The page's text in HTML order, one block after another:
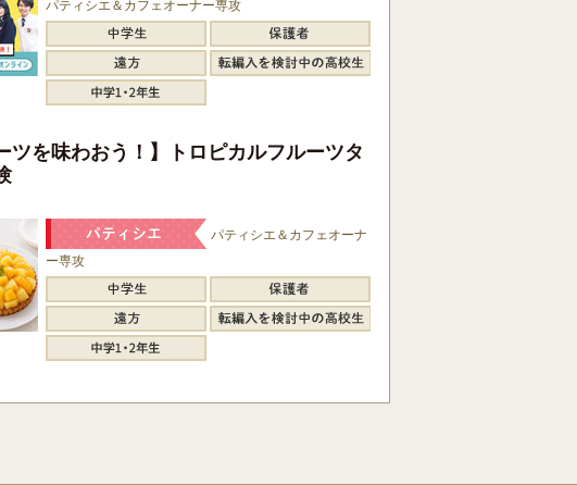
パティシエ＆カフェオーナー専攻
ツを味わおう！】トロピカルフルーツタ
パティシエ＆カフェオーナ
ー専攻